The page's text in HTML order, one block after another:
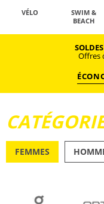
VÉLO
SWIM &
BEACH
Offres
FEMMES